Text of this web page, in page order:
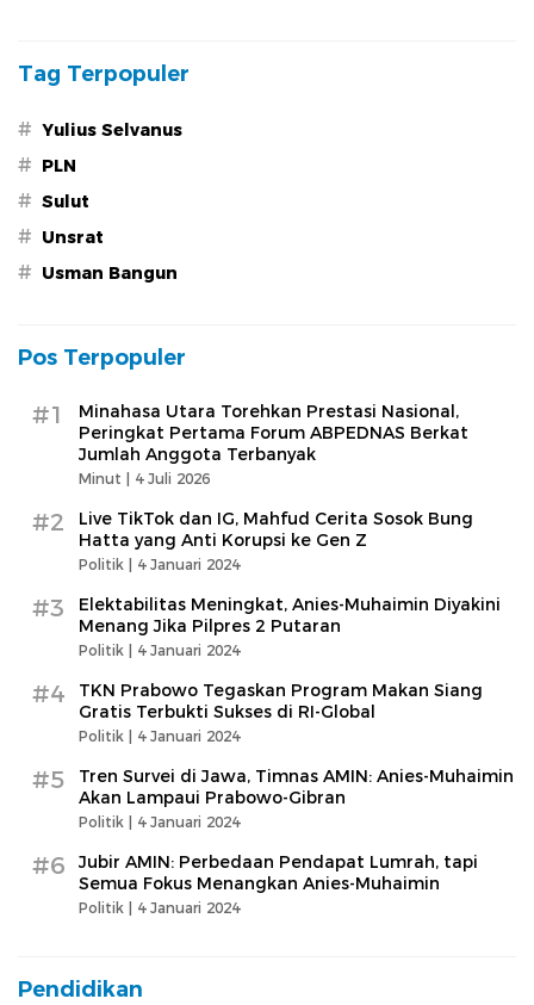
Tag Terpopuler
# Yulius Selvanus
# PLN
# Sulut
# Unsrat
# Usman Bangun
Pos Terpopuler
#1
Minahasa Utara Torehkan Prestasi Nasional,
Peringkat Pertama Forum ABPEDNAS Berkat
Jumlah Anggota Terbanyak
Minut | 4 Juli 2026
#2
Live TikTok dan IG, Mahfud Cerita Sosok Bung
Hatta yang Anti Korupsi ke Gen Z
Politik | 4 Januari 2024
#3
Elektabilitas Meningkat, Anies-Muhaimin Diyakini
Menang Jika Pilpres 2 Putaran
Politik | 4 Januari 2024
#4
TKN Prabowo Tegaskan Program Makan Siang
Gratis Terbukti Sukses di RI-Global
Politik | 4 Januari 2024
#5
Tren Survei di Jawa, Timnas AMIN: Anies-Muhaimin
Akan Lampaui Prabowo-Gibran
Politik | 4 Januari 2024
#6
Jubir AMIN: Perbedaan Pendapat Lumrah, tapi
Semua Fokus Menangkan Anies-Muhaimin
Politik | 4 Januari 2024
Pendidikan